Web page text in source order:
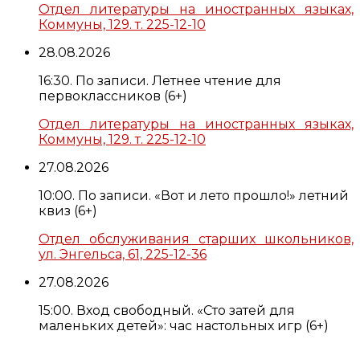
Отдел литературы на иностранных языках,
Коммуны, 129. т. 225-12-10
28.08.2026
16:30. По записи. Летнее чтение для
первоклассников (6+)
Отдел литературы на иностранных языках,
Коммуны, 129. т. 225-12-10
27.08.2026
10:00. По записи. «Вот и лето прошло!» летний
квиз (6+)
Отдел обслуживания старших школьников,
ул. Энгельса, 61, 225-12-36
27.08.2026
15:00. Вход свободный. «Сто затей для
маленьких детей»: час настольных игр (6+)